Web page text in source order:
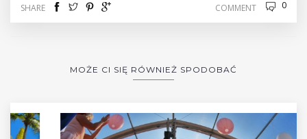
SHARE COMMENT 0
MOŻE CI SIĘ RÓWNIEŻ SPODOBAĆ